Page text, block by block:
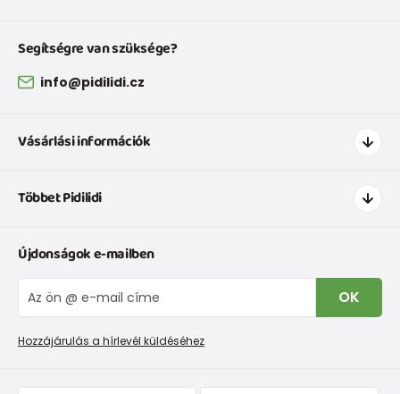
Segítségre van szüksége?
info@pidilidi.cz
Vásárlási információk
Szállítás és fizetés
Cipőmérettáblázat
IVisszaküldések és reklamációk
Panaszkezelési eljárás
Promóciós feltételek és kedvezményes kódok
Többet Pidilidi
Rólunk
Blog
Nagykereskedelem PiDiLiDi
Áruk begyűjtése
Újdonságok e-mailben
OK
Hozzájárulás a hírlevél küldéséhez